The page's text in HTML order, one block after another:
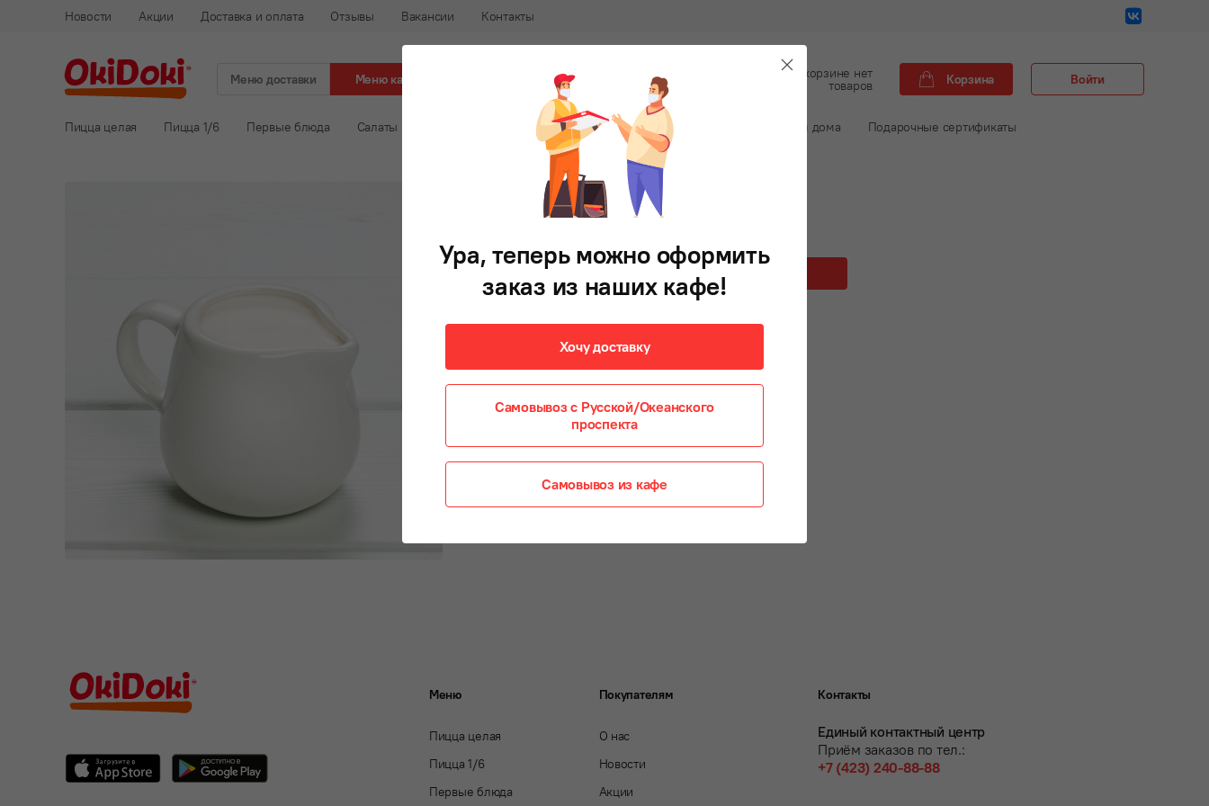
Новости Акции Доставка и оплата Отзывы Вакансии Контакты
Меню доставки Меню кафе 240-88-88
Доставка еды во Владивостоке
В корзине нет
товаров Корзина Войти
Пицца целая Пицца 1/6 Первые блюда Салаты Напитки Десерты Готовим дома Подарочные сертификаты
Молоко — 50 мл
30 ₽ В корзину
Меню
Пицца целая
Пицца 1/6
Первые блюда
Покупателям
О нас
Новости
Акции
Контакты
Единый контактный центр
Приём заказов по тел.:
+7 (423) 240-88-88
Ура, теперь можно оформить
заказ из наших кафе!
Хочу доставку
Самовывоз с Русской/Океанского
проспекта
Самовывоз из кафе